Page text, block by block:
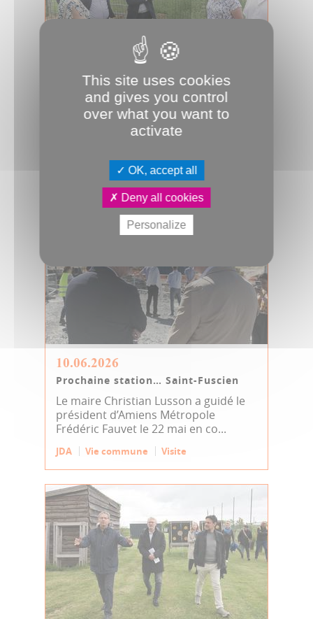
17.06.2026
À Vaux, attention à l’eau
En contrebas, Vaux-en-Amiénois doit
se prémunir des inondations. Ce fut
Vie commune Visite
10.06.2026
Prochaine station… Saint-Fuscien
Le maire Christian Lusson a guidé le
président d’Amiens Métropole
Frédéric Fauvet le 22 mai en co...
JDA Vie commune Visite
This site uses cookies
and gives you control
over what you want to
activate
OK, accept all
Deny all cookies
Personalize